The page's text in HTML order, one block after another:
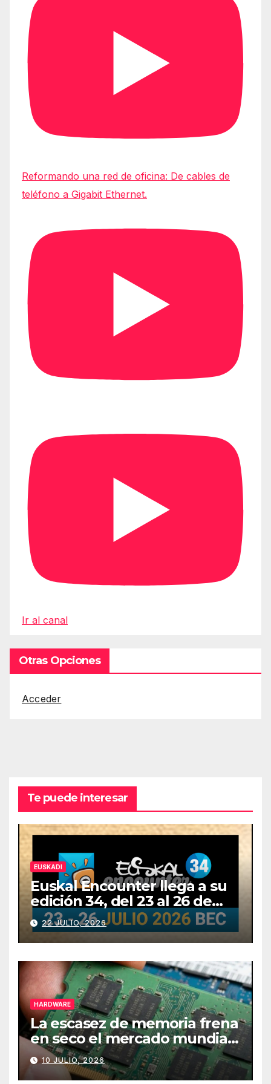
Reformando una red de oficina: De cables de
teléfono a Gigabit Ethernet.
Ir al canal
Otras Opciones
Acceder
Te puede interesar
EUSKADI
Euskal Encounter llega a su
edición 34, del 23 al 26 de
julio
22 JULIO, 2026
HARDWARE
La escasez de memoria frena
en seco el mercado mundial
de PCs
10 JULIO, 2026